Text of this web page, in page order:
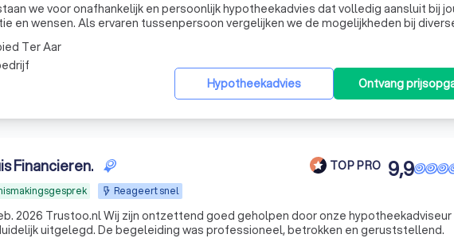
we voor onafhankelijk en persoonlijk hypotheekadvies dat volledig aansluit bij
en wensen. Als ervaren tussenpersoon vergelijken we de mogelijkheden bij
om de beste oplossing voor jou te vinden. Of je nu een starter bent, wilt
Hypotheekadvies Ontvang
Ter Aar
Financieren. TOP PRO
Reageert snel
9,9
2026 Trustoo.nl Wij zijn ontzettend goed geholpen door onze hypotheekadviseur
uitgelegd. De begeleiding was professioneel, betrokken en geruststellend.